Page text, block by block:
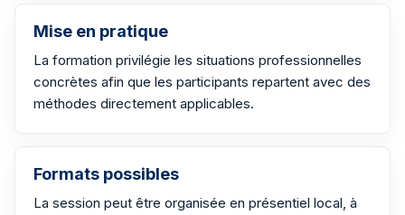
Mise en pratique
La formation privilégie les situations professionnelles
concrètes afin que les participants repartent avec des
méthodes directement applicables.
Formats possibles
La session peut être organisée en présentiel local, à